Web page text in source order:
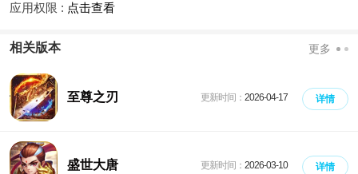
应用权限 : 点击查看
相关版本 更多
至尊之刃 更新时间： 2026-04-17 详情
盛世大唐 更新时间： 2026-03-10 详情